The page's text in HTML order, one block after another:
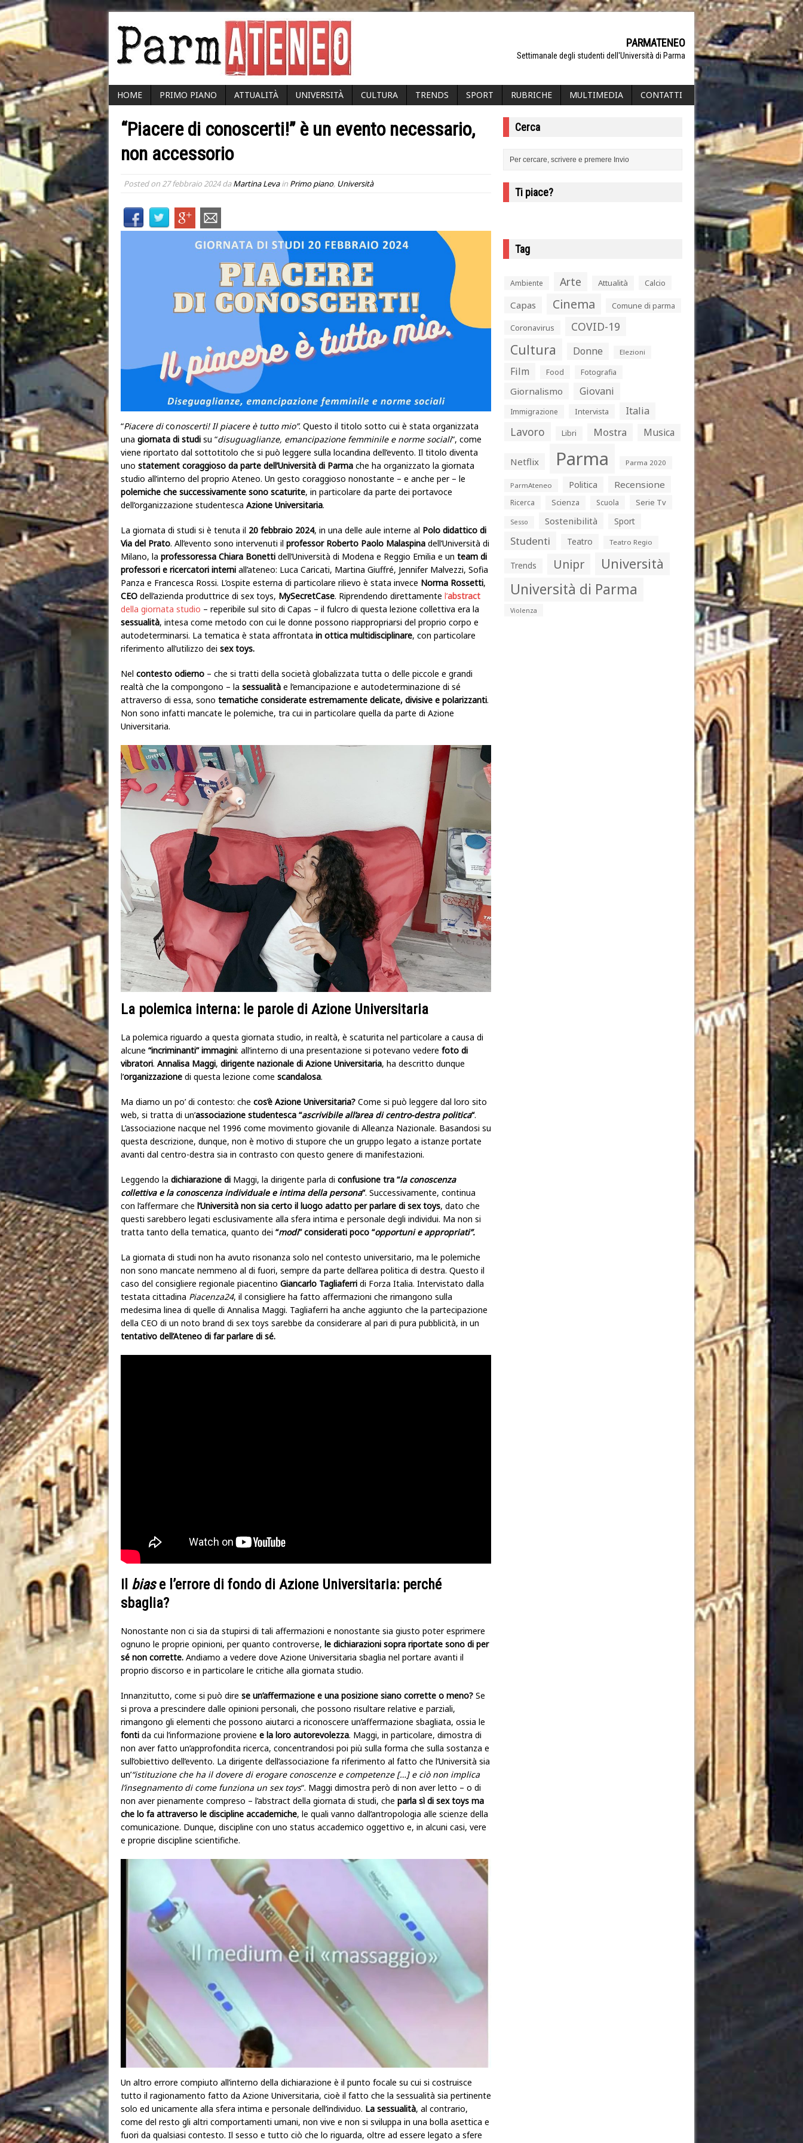
PARMATENEO
Settimanale degli studenti dell'Università di Parma
HOME PRIMO PIANO ATTUALITÀ UNIVERSITÀ CULTURA TRENDS SPORT RUBRICHE MULTIMEDIA CONTATTI
“Piacere di conoscerti!” è un evento necessario,
non accessorio
Posted on 27 febbraio 2024daMartina Levain Primo piano, Università
“Piacere diconoscerti! Il piacere è tutto mio”. Questo il titolo sotto cui è stata organizzata
una giornata di studi su “disuguaglianze, emancipazione femminile e norme sociali“, come
viene riportato dal sottotitolo che si può leggere sulla locandina dell’evento. Il titolo diventa
uno statement coraggioso da parte dell’Università di Parma che ha organizzato la giornata
studio all’interno del proprio Ateneo. Un gesto coraggioso nonostante – e anche per – le
polemiche che successivamente sono scaturite, in particolare da parte dei portavoce
dell’organizzazione studentesca Azione Universitaria.
La giornata di studi si è tenuta il 20 febbraio 2024, in una delle aule interne al Polo didattico di
Via del Prato. All’evento sono intervenuti il professor Roberto Paolo Malaspina dell’Università di
Milano, la professoressa Chiara Bonetti dell’Università di Modena e Reggio Emilia e un team di
professori e ricercatori interni all’ateneo: Luca Caricati, Martina Giuffré, Jennifer Malvezzi, Sofia
Panza e Francesca Rossi. L’ospite esterna di particolare rilievo è stata invece Norma Rossetti,
CEO dell’azienda produttrice di sex toys, MySecretCase. Riprendendo direttamente l’abstract
della giornata studio – reperibile sul sito di Capas – il fulcro di questa lezione collettiva era la
sessualità, intesa come metodo con cui le donne possono riappropriarsi del proprio corpo e
autodeterminarsi. La tematica è stata affrontata in ottica multidisciplinare, con particolare
riferimento all’utilizzo dei sex toys.
Nel contesto odierno – che si tratti della società globalizzata tutta o delle piccole e grandi
realtà che la compongono – la sessualità e l’emancipazione e autodeterminazione di sé
attraverso di essa, sono tematiche considerate estremamente delicate, divisive e polarizzanti.
Non sono infatti mancate le polemiche, tra cui in particolare quella da parte di Azione
Universitaria.
La polemica interna: le parole di Azione Universitaria
La polemica riguardo a questa giornata studio, in realtà, è scaturita nel particolare a causa di
alcune “incriminanti” immagini: all’interno di una presentazione si potevano vedere foto di
vibratori. Annalisa Maggi, dirigente nazionale di Azione Universitaria, ha descritto dunque
l’organizzazione di questa lezione come scandalosa.
Ma diamo un po’ di contesto: che cos’è Azione Universitaria? Come si può leggere dal loro sito
web, si tratta di un’associazione studentesca “ascrivibile all’area di centro-destra politica“.
L’associazione nacque nel 1996 come movimento giovanile di Alleanza Nazionale. Basandosi su
questa descrizione, dunque, non è motivo di stupore che un gruppo legato a istanze portate
avanti dal centro-destra sia in contrasto con questo genere di manifestazioni.
Leggendo la dichiarazione di Maggi, la dirigente parla di confusione tra “la conoscenza
collettiva e la conoscenza individuale e intima della persona“. Successivamente, continua
con l’affermare che l’Università non sia certo il luogo adatto per parlare di sex toys, dato che
questi sarebbero legati esclusivamente alla sfera intima e personale degli individui. Ma non si
tratta tanto della tematica, quanto dei “modi” considerati poco “opportuni e appropriati”.
La giornata di studi non ha avuto risonanza solo nel contesto universitario, ma le polemiche
non sono mancate nemmeno al di fuori, sempre da parte dell’area politica di destra. Questo il
caso del consigliere regionale piacentino Giancarlo Tagliaferri di Forza Italia. Intervistato dalla
testata cittadina Piacenza24, il consigliere ha fatto affermazioni che rimangono sulla
medesima linea di quelle di Annalisa Maggi. Tagliaferri ha anche aggiunto che la partecipazione
della CEO di un noto brand di sex toys sarebbe da considerare al pari di pura pubblicità, in un
tentativo dell’Ateneo di far parlare di sé.
biase l’errore di fondo di Azione Universitaria: perché
sbaglia?
Nonostante non ci sia da stupirsi di tali affermazioni e nonostante sia giusto poter esprimere
ognuno le proprie opinioni, per quanto controverse, le dichiarazioni sopra riportate sono di per
sé non corrette. Andiamo a vedere dove Azione Universitaria sbaglia nel portare avanti il
proprio discorso e in particolare le critiche alla giornata studio.
Innanzitutto, come si può dire se un’affermazione e una posizione siano corrette o meno? Se
si prova a prescindere dalle opinioni personali, che possono risultare relative e parziali,
rimangono gli elementi che possono aiutarci a riconoscere un’affermazione sbagliata, ossia le
fonti da cui l’informazione proviene e la loro autorevolezza. Maggi, in particolare, dimostra di
non aver fatto un’approfondita ricerca, concentrandosi poi più sulla forma che sulla sostanza e
sull’obiettivo dell’evento. La dirigente dell’associazione fa riferimento al fatto che l’Università sia
un’“istituzione che ha il dovere di erogare conoscenze e competenze […] e ciò non implica
l’insegnamento di come funziona un sex toys“. Maggi dimostra però di non aver letto – o di
non aver pienamente compreso – l’abstract della giornata di studi, che parla sì di sex toys ma
che lo fa attraverso le discipline accademiche, le quali vanno dall’antropologia alle scienze della
comunicazione. Dunque, discipline con uno status accademico oggettivo e, in alcuni casi, vere
e proprie discipline scientifiche.
Un altro errore compiuto all’interno della dichiarazione è il punto focale su cui si costruisce
tutto il ragionamento fatto da Azione Universitaria, cioè il fatto che la sessualità sia pertinente
solo ed unicamente alla sfera intima e personale dell’individuo. La sessualità, al contrario,
come del resto gli altri comportamenti umani, non vive e non si sviluppa in una bolla asettica e
fuori da qualsiasi contesto. Il sesso e tutto ciò che lo riguarda, oltre ad essere legato a sfere
Cerca
Ti piace?
Tag
Ambiente Arte Attualità Calcio
Capas Cinema Comune di parma
Coronavirus COVID-19
Cultura Donne Elezioni
Film Food Fotografia
Giornalismo Giovani
Immigrazione Intervista Italia
Lavoro Libri Mostra Musica
Netflix Parma Parma 2020
ParmAteneo Politica Recensione
Ricerca Scienza Scuola Serie Tv
Sesso Sostenibilità Sport
Studenti Teatro Teatro Regio
Trends Unipr Università
Università di Parma
Violenza